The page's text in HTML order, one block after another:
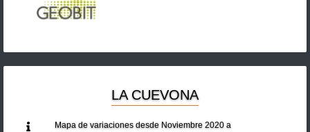
LA CUEVONA
Mapa de variaciones desde Noviembre 2020 a